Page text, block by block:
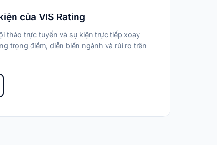
của VIS Rating
thảo trực tuyến và sự kiện trực tiếp xoay
trọng điểm, diễn biến ngành và rủi ro trên